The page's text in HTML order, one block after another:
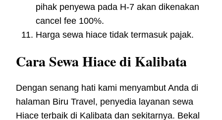
pihak penyewa pada H-7 akan dikenakan
cancel fee 100%.
Harga sewa hiace tidak termasuk pajak.
Cara Sewa Hiace di Kalibata
Dengan senang hati kami menyambut Anda di
halaman Biru Travel, penyedia layanan sewa
Hiace terbaik di Kalibata dan sekitarnya. Bekal